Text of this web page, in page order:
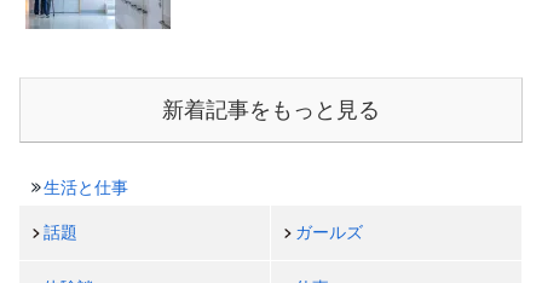
新着記事をもっと見る
生活と仕事
話題 ガールズ